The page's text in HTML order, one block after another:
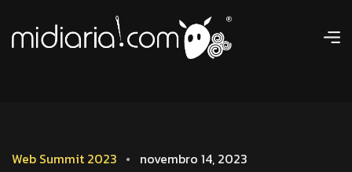
Web Summit 2023 novembro 14, 2023